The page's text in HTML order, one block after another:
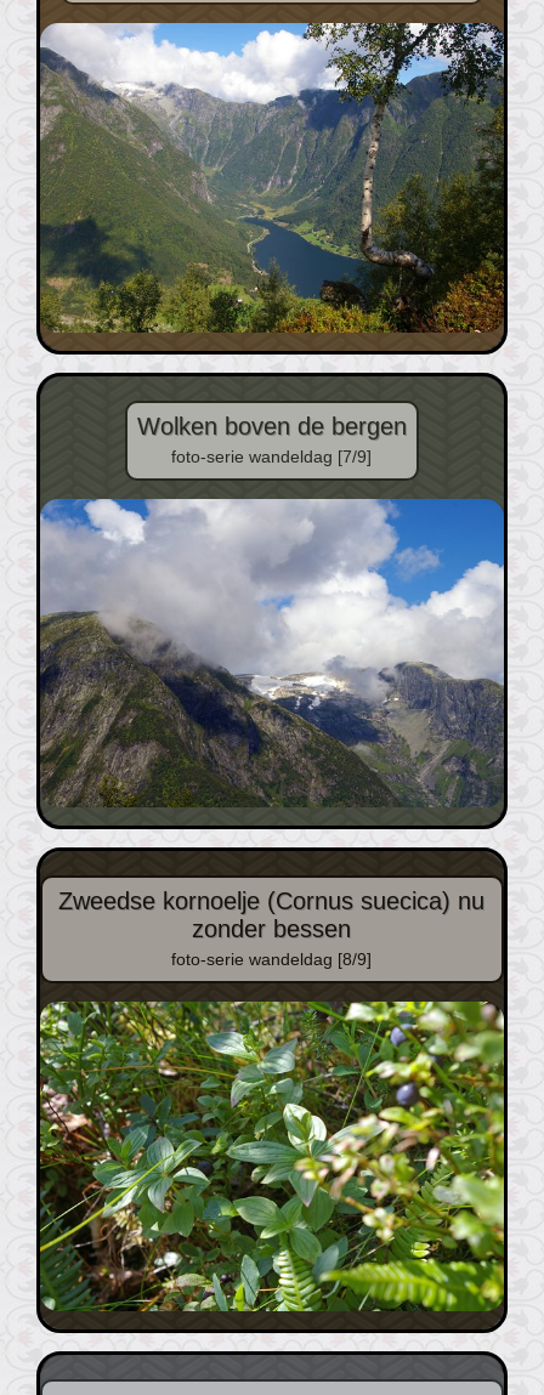
Wolken boven de bergen
foto-serie wandeldag [7/9]
Zweedse kornoelje (Cornus suecica) nu
zonder bessen
foto-serie wandeldag [8/9]